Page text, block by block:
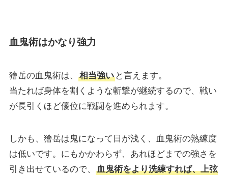
血鬼術はかなり強力
獪岳の血鬼術は、 相当強いと言えます。
当たれば身体を割くような斬撃が継続するので、戦い
が長引くほど優位に戦闘を進められます。
しかも、獪岳は鬼になって日が浅く、血鬼術の熟練度
は低いです。にもかかわらず、あれほどまでの強さを
引き出せているので、
血鬼術をより洗練すれば、上弦